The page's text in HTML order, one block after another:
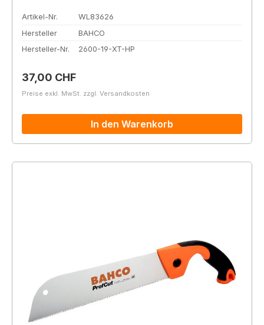
Artikel-Nr.
WL83626
Hersteller
BAHCO
Hersteller-Nr.
2600-19-XT-HP
Regulärer Preis:
37,00 CHF
Preise exkl. MwSt. zzgl. Versandkosten
In den Warenkorb